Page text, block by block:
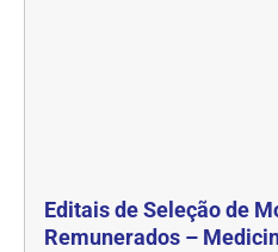
Editais de Seleção de
Remunerados –